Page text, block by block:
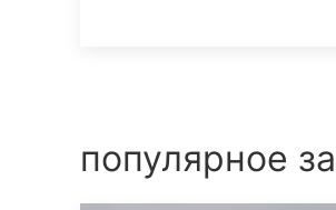
популярное